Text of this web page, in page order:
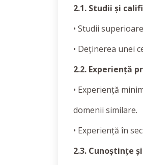
2.1. Studii și
• Studii
• Deținerea unei
2.2. Experiență
• Experiență
domenii similare.
• Experiență în
2.3. Cunoștințe